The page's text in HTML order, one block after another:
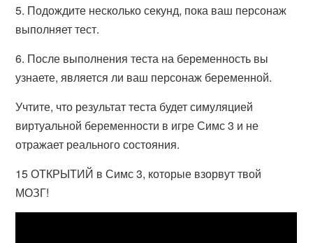
5. Подождите несколько секунд, пока ваш персонаж
выполняет тест.
6. После выполнения теста на беременность вы
узнаете, является ли ваш персонаж беременной.
Учтите, что результат теста будет симуляцией
виртуальной беременности в игре Симс 3 и не
отражает реального состояния.
15 ОТКРЫТИЙ в Симс 3, которые взорвут твой
МОЗГ!